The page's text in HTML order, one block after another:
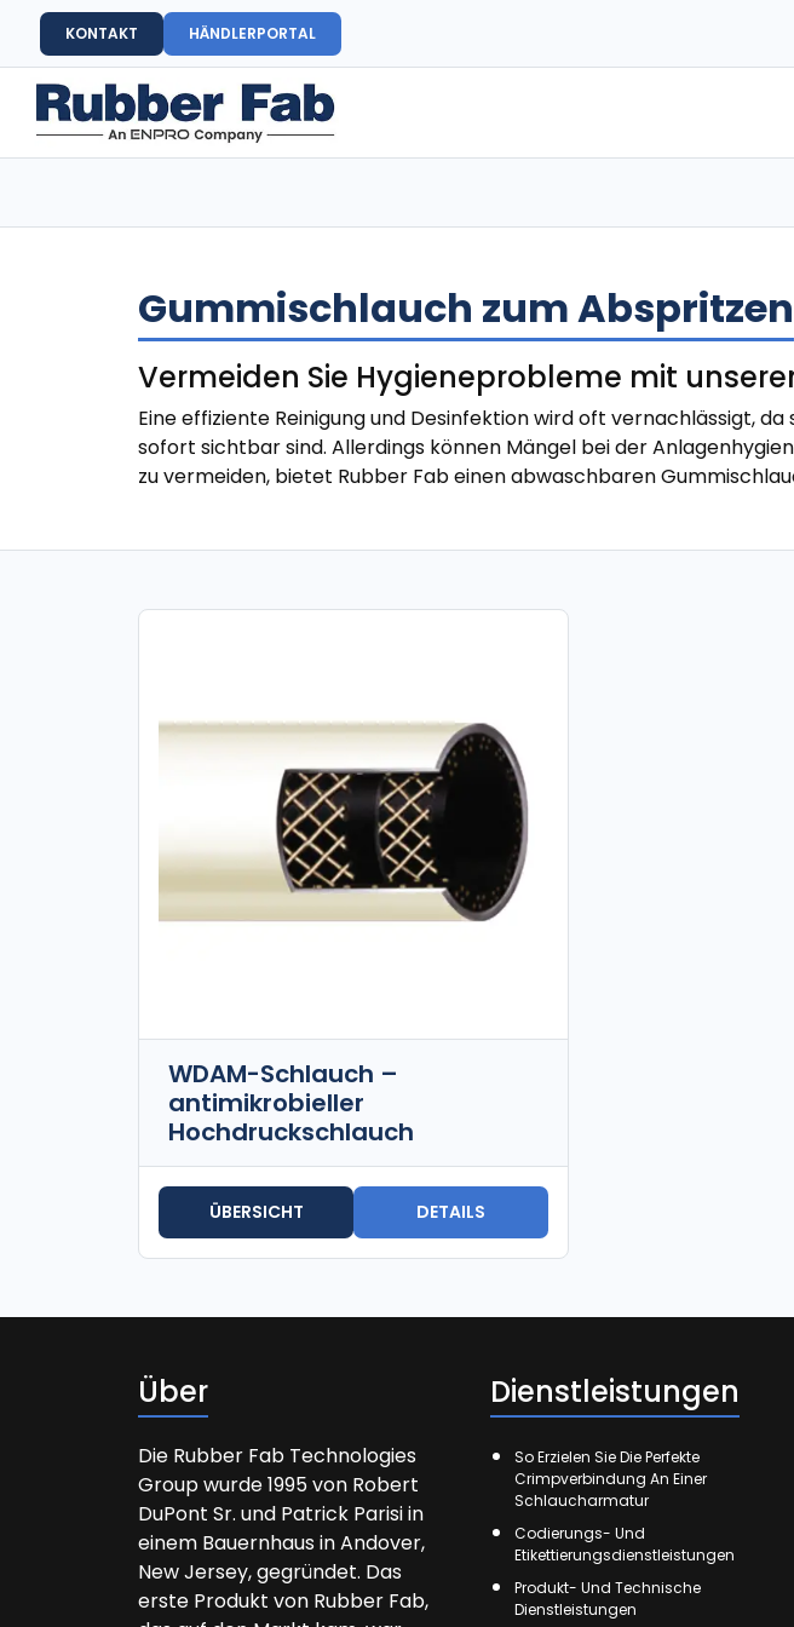
KONTAKT HÄNDLERPORTAL
Gummischlauch zum Abspritzen
Vermeiden Sie Hygieneprobleme mit
Eine effiziente Reinigung und Desinfektion wird oft vernachlässigt,
sofort sichtbar sind. Allerdings können Mängel bei der
zu vermeiden, bietet Rubber Fab einen abwaschbaren
WDAM-Schlauch –
antimikrobieller
Hochdruckschlauch
ÜBERSICHT DETAILS
Über
Die Rubber Fab Technologies
Group wurde 1995 von Robert
DuPont Sr. und Patrick Parisi in
einem Bauernhaus in Andover,
New Jersey, gegründet. Das
erste Produkt von Rubber Fab,
Dienstleistungen
So Erzielen Sie Die Perfekte
Crimpverbindung An Einer
Schlaucharmatur
Codierungs- Und
Etikettierungsdienstleistungen
Produkt- Und Technische
Dienstleistungen